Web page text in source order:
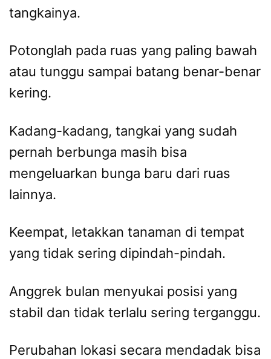
tangkainya.
Potonglah pada ruas yang paling bawah
atau tunggu sampai batang benar-benar
kering.
Kadang-kadang, tangkai yang sudah
pernah berbunga masih bisa
mengeluarkan bunga baru dari ruas
lainnya.
Keempat, letakkan tanaman di tempat
yang tidak sering dipindah-pindah.
Anggrek bulan menyukai posisi yang
stabil dan tidak terlalu sering terganggu.
Perubahan lokasi secara mendadak bisa